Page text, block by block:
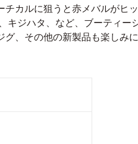
カルに狙うと赤メバルがヒッ
キジハタ、など、ブーティー
、その他の新製品も楽しみ